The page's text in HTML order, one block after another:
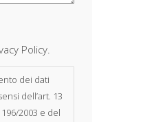
Policy.
dei dati
dell’art. 13
2003 e del